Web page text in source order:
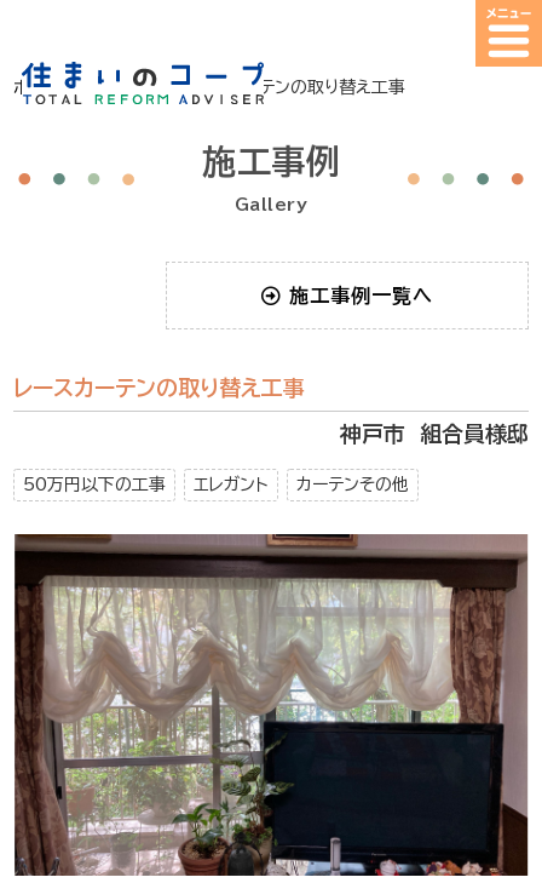
ホーム > 施工事例>レースカーテンの取り替え工事
施工事例
Gallery
施工事例一覧へ
レースカーテンの取り替え工事
神戸市 組合員様邸
50万円以下の工事 エレガント カーテンその他